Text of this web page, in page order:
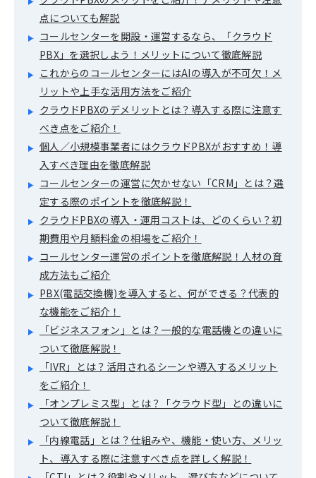
点についても解説
コールセンターを開設・運営するなら、「クラウド
PBX」を選択しよう！メリットについて徹底解説
これからのコールセンターにはAIの導入が不可欠！メ
リットや上手な活用方法をご紹介
クラウドPBXのデメリットとは？導入する際に注意す
べき点をご紹介！
個人／小規模事業者にはクラウドPBXがおすすめ！導
入すべき理由を徹底解説
コールセンターの運営に欠かせない「CRM」とは？選
定する際のポイントを徹底解説！
クラウドPBXの導入・運用コストは、どのくらい？初
期費用や月額料金の相場をご紹介！
コールセンター運営のポイントを徹底解説！人材の育
成方法もご紹介
PBX(電話交換機)を導入すると、何ができる？代表的
な機能をご紹介！
「ビジネスフォン」とは？一般的な電話機との違いに
ついて徹底解説！
「IVR」とは？活用されるシーンや導入するメリット
をご紹介！
「オンプレミス型」とは？「クラウド型」との違いに
ついて徹底解説！
「内線電話」とは？仕組みや、機能・使い方、メリッ
ト、導入する際に注意すべき点を詳しく解説！